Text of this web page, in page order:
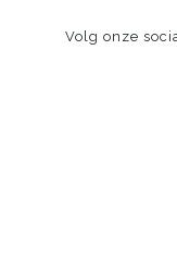
Volg onze